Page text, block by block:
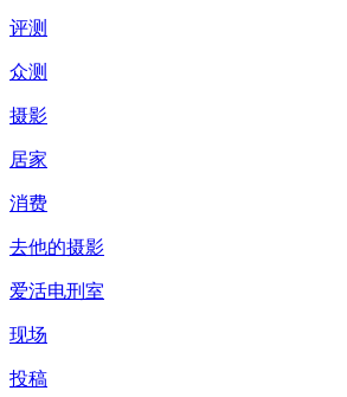
评测
众测
摄影
居家
消费
去他的摄影
爱活电刑室
现场
投稿